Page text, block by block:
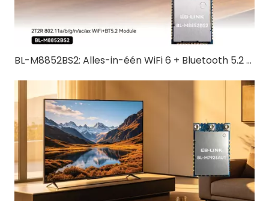
BL-M8852BS2: Alles-in-één WiFi 6 + Bluetooth 5.2 draadloze oplossing